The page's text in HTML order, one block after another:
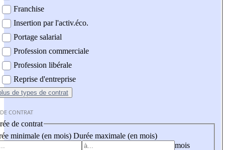
Franchise
Insertion par l'activ.éco.
Portage salarial
Profession commerciale
Profession libérale
Reprise d'entreprise
de types de contrat
CONTRAT
de contrat
minimale (en mois) Durée maximale (en mois)
mois